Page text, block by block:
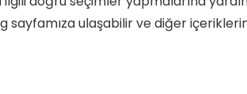
sayfamıza ulaşabilir ve diğer